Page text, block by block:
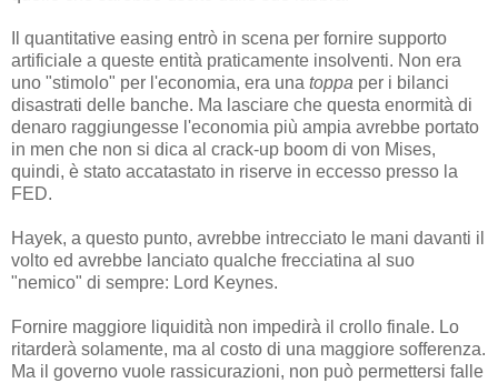
Il quantitative easing entrò in scena per fornire supporto
artificiale a queste entità praticamente insolventi. Non era
uno "stimolo" per l'economia, era una toppa per i bilanci
disastrati delle banche. Ma lasciare che questa enormità di
denaro raggiungesse l'economia più ampia avrebbe portato
in men che non si dica al crack-up boom di von Mises,
quindi, è stato accatastato in riserve in eccesso presso la
FED.
Hayek, a questo punto, avrebbe intrecciato le mani davanti il
volto ed avrebbe lanciato qualche frecciatina al suo
"nemico" di sempre: Lord Keynes.
Fornire maggiore liquidità non impedirà il crollo finale. Lo
ritarderà solamente, ma al costo di una maggiore sofferenza.
Ma il governo vuole rassicurazioni, non può permettersi falle